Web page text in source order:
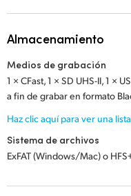
Almacenamiento
Medios de grabación
1 × CFast, 1 × SD UHS-II, 1 ×
a fin de grabar en formato
Haz clic aquí para ver una
Sistema de archivos
ExFAT (Windows/Mac) o